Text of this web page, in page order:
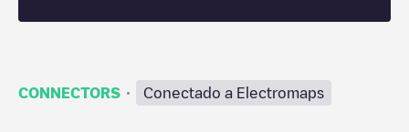
CONNECTORS · Conectado a Electromaps